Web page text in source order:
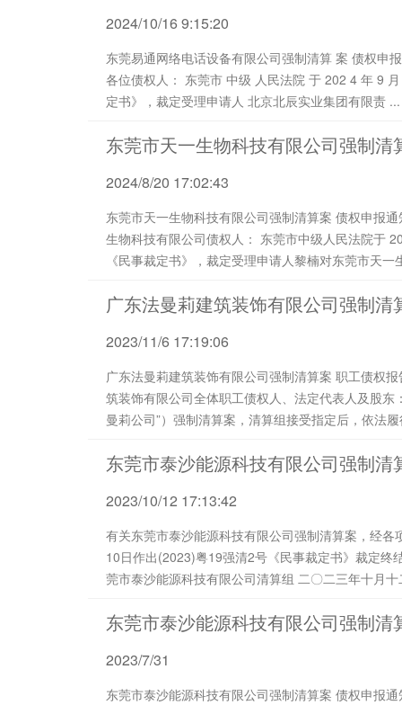
2024/10/16 9:15:20
东莞易通网络电话设备有限公司强制清算 案 债权申报通知 （ 202 4 ） 易通 破管字第 Z001 号 尊敬的
各位债权人： 东莞市 中级 人民法院 于 202 4 年 9 月 25 日作出（ 202 4 ）粤 19 清 申 19 号《民事裁
定书》，裁定受理申请人 北京北辰实业集团有限责 ...
东莞市天一生物科技有限公司强制清
2024/8/20 17:02:43
东莞市天一生物科技有限公司强制清算案 债权申报通知 （ 20 24 ）天一强清字第 Z0 01 号 东莞市天一
生物科技有限公司债权人： 东莞市中级人民法院于 202 4 年 8月 2 日作出（ 202 4 ）粤 19清申 15 号
《民事裁定书》，裁定受理申请人黎楠对东莞市天
广东法曼莉建筑装饰有限公司强制清
2023/11/6 17:19:06
广东法曼莉建筑装饰有限公司强制清算案 职工债权报告 （2022）法曼莉强清字第Z004号 广东法
筑装饰有限公司全体职工债权人、法定代表人及股东： 有关广东法曼莉建筑装饰有限公司（以下简
曼莉公司”）强制清算案，清算组接受指定后，依法
东莞市泰沙能源科技有限公司强制
2023/10/12 17:13:42
有关东莞市泰沙能源科技有限公司强制清算案，经
10日作出(2023)粤19强清2号《民事裁定书》裁定终
莞市泰沙能源科技有限公司清算组 二〇二三年十月十二日 附件： 民事裁定书_(2023)粤 19 强清 2 号.pdf
东莞市泰沙能源科技有限公司强制清
2023/7/31
东莞市泰沙能源科技有限公司强制清算案 债权申报通知 （ 202 3 ）泰沙强清字第 Z 001 号 尊敬的各位